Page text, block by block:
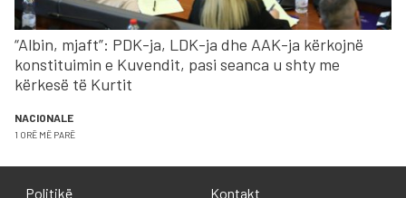
“Albin, mjaft”: PDK-ja, LDK-ja dhe AAK-ja kërkojnë
konstituimin e Kuvendit, pasi seanca u shty me
kërkesë të Kurtit
NACIONALE
1 ORË MË PARË
Politikë
Kontakt